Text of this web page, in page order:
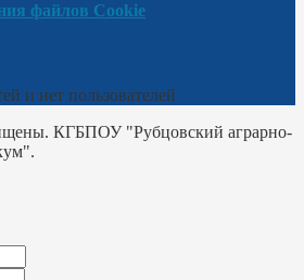
файлов Cookie
и нет пользователей
КГБПОУ "Рубцовский аграрно-